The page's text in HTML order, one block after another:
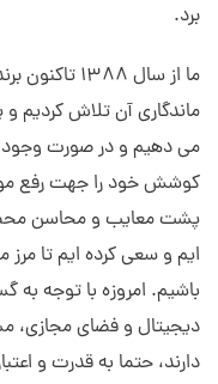
برد.
ما از سال
ماندگاری آن تلاش کردیم و
می دهیم و در صورت وجود
کوشش خود را جهت رفع
پشت معایب و محاسن
ایم و سعی کرده ایم تا
باشیم. امروزه با توجه به
دیجیتال و فضای مجازی،
دارند، حتما به قدرت و